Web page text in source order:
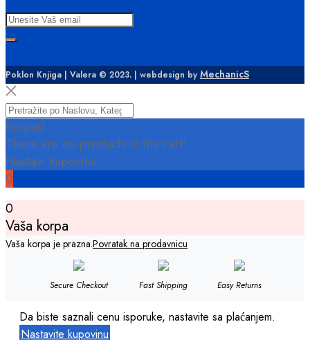
Poklon Knjiga | Valera © 2023. | webdesign by MechanicS
Korpa0
There are no products in the cart!
Nastavi kupovinu
0
0
Vaša korpa
Vaša korpa je prazna.Povratak na prodavnicu
Secure Checkout Fast Shipping Easy Returns
Da biste saznali cenu isporuke, nastavite sa plaćanjem.
Nastavite kupovinu